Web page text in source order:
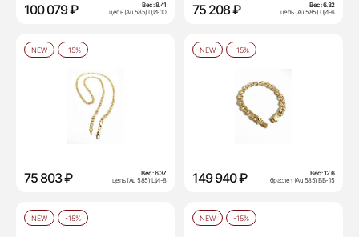
100 079 ₽ Вес:8.41
цепь (Au 585) ЦИ-10
75 208 ₽ Вес:6.32
цепь (Au 585) ЦИ-6
NEW -15%
75 803 ₽ Вес:6.37
цепь (Au 585) ЦИ-8
NEW -15%
149 940 ₽ Вес:12.6
браслет (Au 585) ББ-15
NEW -15% NEW -15%